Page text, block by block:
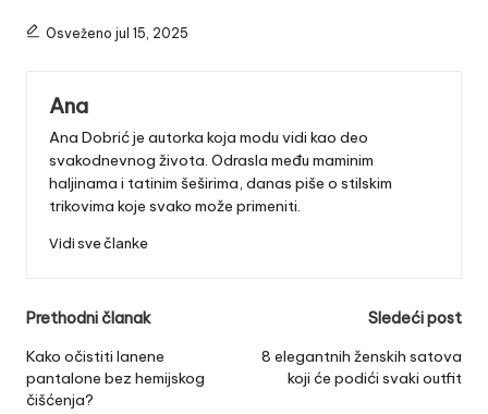
Osveženo jul 15, 2025
Ana
Ana Dobrić je autorka koja modu vidi kao deo
svakodnevnog života. Odrasla među maminim
haljinama i tatinim šeširima, danas piše o stilskim
trikovima koje svako može primeniti.
Vidi sve članke
Post
navigation
Prethodni članak
Kako očistiti lanene
pantalone bez hemijskog
čišćenja?
Sledeći post
8 elegantnih ženskih satova
koji će podići svaki outfit